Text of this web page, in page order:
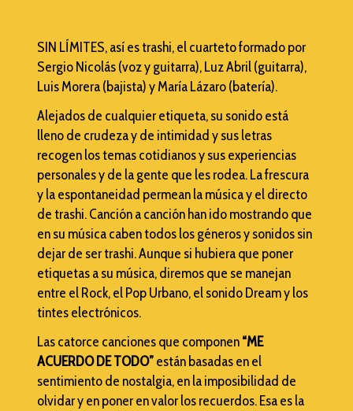
SIN LÍMITES, así es trashi, el cuarteto formado por
Sergio Nicolás (voz y guitarra), Luz Abril (guitarra),
Luis Morera (bajista) y María Lázaro (batería).
Alejados de cualquier etiqueta, su sonido está
lleno de crudeza y de intimidad y sus letras
recogen los temas cotidianos y sus experiencias
personales y de la gente que les rodea. La frescura
y la espontaneidad permean la música y el directo
de trashi. Canción a canción han ido mostrando que
en su música caben todos los géneros y sonidos sin
dejar de ser trashi. Aunque si hubiera que poner
etiquetas a su música, diremos que se manejan
entre el Rock, el Pop Urbano, el sonido Dream y los
tintes electrónicos.
Las catorce canciones que componen“ME
ACUERDO DE TODO”están basadas en el
sentimiento de nostalgia, en la imposibilidad de
olvidar y en poner en valor los recuerdos. Esa es la